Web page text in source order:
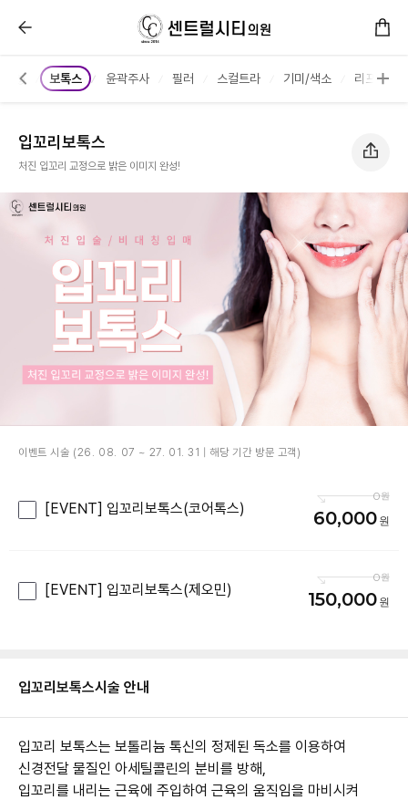
입꼬리보톡스 :: 센트럴시티의원
지🥇 보톡스 윤곽주사 필러 스컬트라 기미/색소 리프팅/탄
입꼬리보톡스
처진 입꼬리 교정으로 밝은 이미지 완성!
입꼬리보톡스시술 안내
입꼬리 보톡스는 보톨리늄 톡신의 정제된 독소를 이용하여
신경전달 물질인 아세틸콜린의 분비를 방해,
입꼬리를 내리는 근육에 주입하여 근육의 움직임을 마비시켜
이벤트 시술 (26. 08. 07 ~ 27. 01. 31 | 해당 기간 방문 고객)
[EVENT] 입꼬리보톡스(코어톡스)
0
60,000
[EVENT] 입꼬리보톡스(제오민)
0
150,000